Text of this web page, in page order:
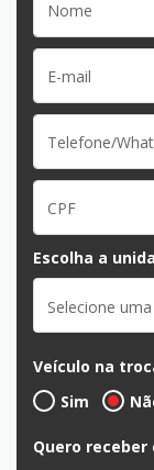
Escolha a
Selecione
Veículo na
Sim
Quero